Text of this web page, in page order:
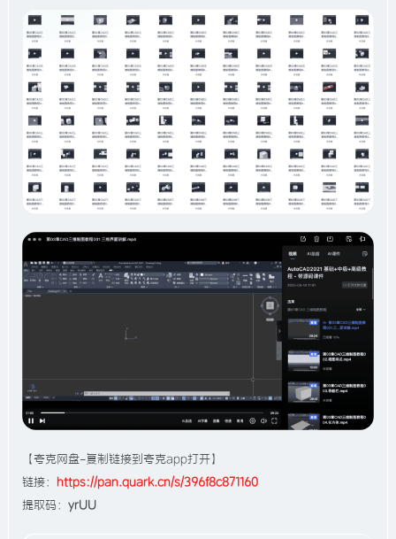
【夸克网盘-复制链接到夸克app打开】
链接： https://pan.quark.cn/s/396f8c871160
提取码： yrUU